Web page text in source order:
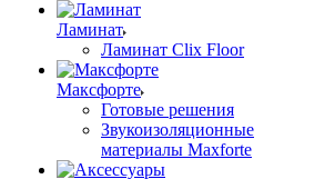
Ламинат
Ламинат Clix Floor
Максфорте
Готовые решения
Звукоизоляционные
материалы Maxforte